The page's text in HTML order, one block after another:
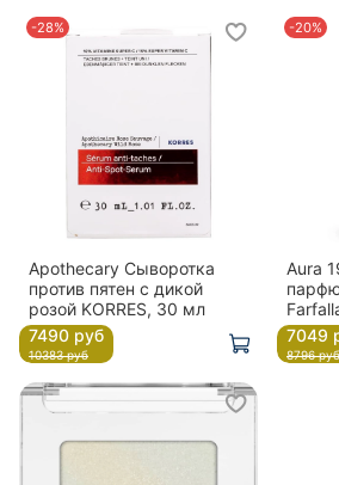
-28%
Apothecary Сыворотка
против пятен с дикой
розой KORRES, 30 мл
7490 руб
10383 руб
-20%
Aura
7049
8796 руб